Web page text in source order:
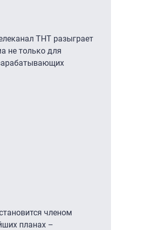
ТНТ разыграет
не только для
членом
планах –